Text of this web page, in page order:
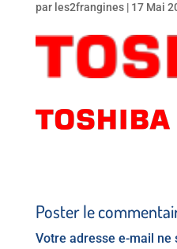
par les2frangines| 17 Mai
Poster le
Votre adresse e-mail ne